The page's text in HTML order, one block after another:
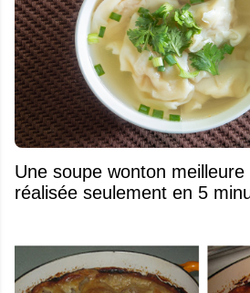
Une soupe wonton
réalisée seulement en 5